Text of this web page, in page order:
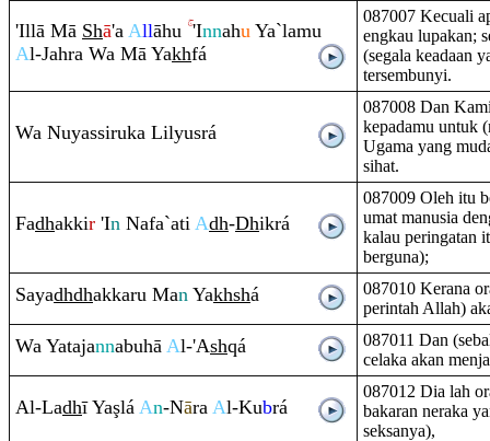
'Illā Mā Shā'a Allāhu 'Innahu Ya`lamu
Al-Jahra Wa Mā Yakhfá
087007 Kecuali
engkau lupakan;
(segala keadaan
tersembunyi.
Wa Nuyassiruka Lilyusrá
087008 Dan
kepadamu untuk
Ugama yang
sihat.
Fadhakkir 'In Nafa`ati Adh-Dhikrá
087009 Oleh itu
umat manusia
kalau peringatan
berguna);
Sayadhdhakkaru Man Yakhshá
087010 Kerana
perintah Allah)
Wa Yatajannabuhā Al-'Ashqá
087011 Dan
celaka akan
Al-Ladhī Yaşlá An-Nāra Al-Kubrá
087012 Dia lah
bakaran neraka
seksanya),